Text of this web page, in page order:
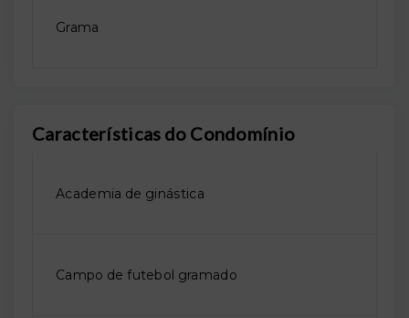
Grama
Características do Condomínio
Academia de ginástica
Campo de futebol gramado